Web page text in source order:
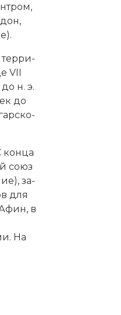
тер­ри­
VII
н. э.
до
конца
со­юз
за­
для
в
На